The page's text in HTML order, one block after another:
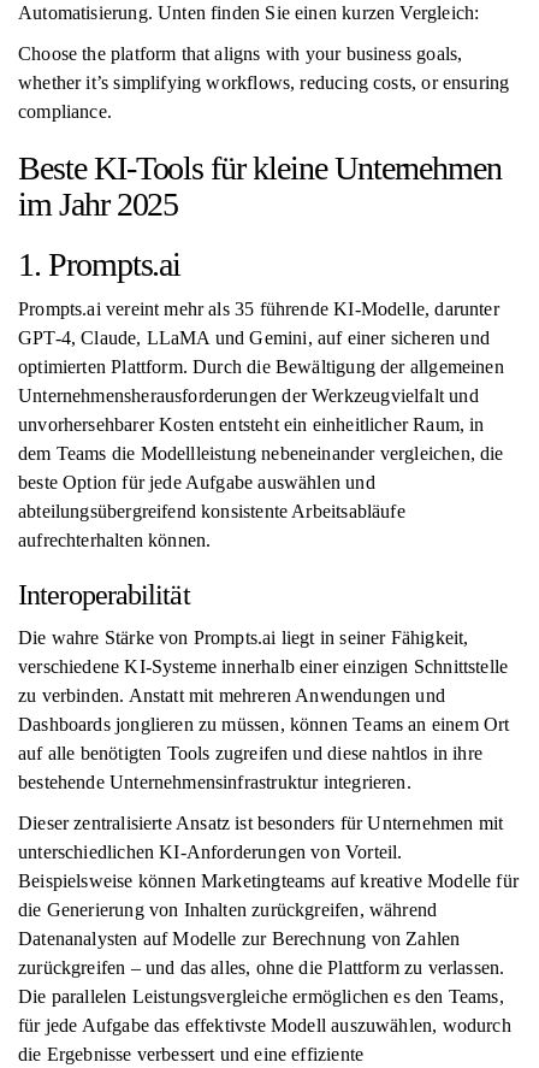
Automatisierung. Unten finden Sie einen kurzen Vergleich:
Choose the platform that aligns with your business goals,
whether it’s simplifying workflows, reducing costs, or ensuring
compliance.
Beste KI-Tools für kleine Unternehmen
im Jahr 2025
1. Prompts.ai
Prompts.ai vereint mehr als 35 führende KI-Modelle, darunter
GPT-4, Claude, LLaMA und Gemini, auf einer sicheren und
optimierten Plattform. Durch die Bewältigung der allgemeinen
Unternehmensherausforderungen der Werkzeugvielfalt und
unvorhersehbarer Kosten entsteht ein einheitlicher Raum, in
dem Teams die Modellleistung nebeneinander vergleichen, die
beste Option für jede Aufgabe auswählen und
abteilungsübergreifend konsistente Arbeitsabläufe
aufrechterhalten können.
Interoperabilität
Die wahre Stärke von Prompts.ai liegt in seiner Fähigkeit,
verschiedene KI-Systeme innerhalb einer einzigen Schnittstelle
zu verbinden. Anstatt mit mehreren Anwendungen und
Dashboards jonglieren zu müssen, können Teams an einem Ort
auf alle benötigten Tools zugreifen und diese nahtlos in ihre
bestehende Unternehmensinfrastruktur integrieren.
Dieser zentralisierte Ansatz ist besonders für Unternehmen mit
unterschiedlichen KI-Anforderungen von Vorteil.
Beispielsweise können Marketingteams auf kreative Modelle für
die Generierung von Inhalten zurückgreifen, während
Datenanalysten auf Modelle zur Berechnung von Zahlen
zurückgreifen – und das alles, ohne die Plattform zu verlassen.
Die parallelen Leistungsvergleiche ermöglichen es den Teams,
für jede Aufgabe das effektivste Modell auszuwählen, wodurch
die Ergebnisse verbessert und eine effiziente